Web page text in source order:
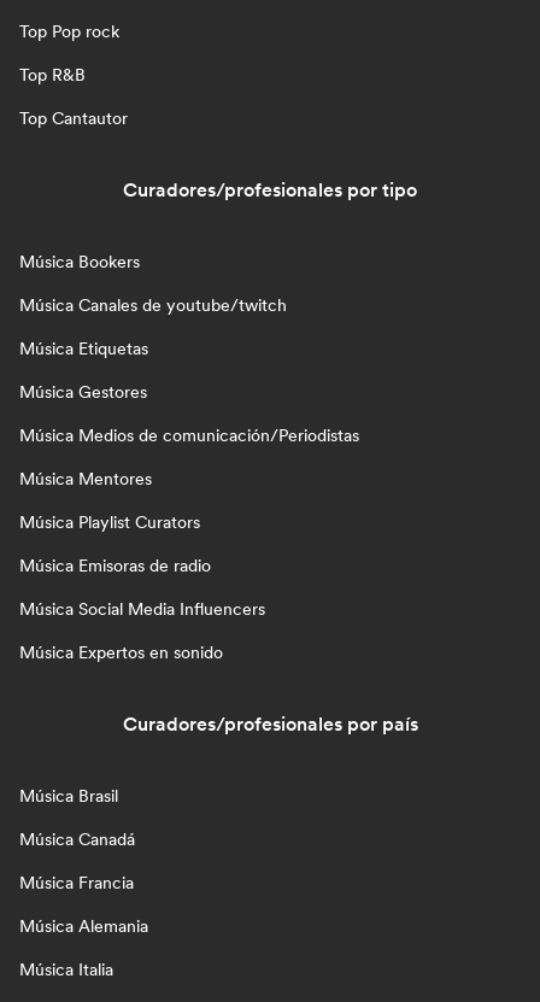
Top Pop rock
Top R&B
Top Cantautor
Curadores/profesionales por tipo
Música Bookers
Música Canales de youtube/twitch
Música Etiquetas
Música Gestores
Música Medios de comunicación/Periodistas
Música Mentores
Música Playlist Curators
Música Emisoras de radio
Música Social Media Influencers
Música Expertos en sonido
Curadores/profesionales por país
Música Brasil
Música Canadá
Música Francia
Música Alemania
Música Italia